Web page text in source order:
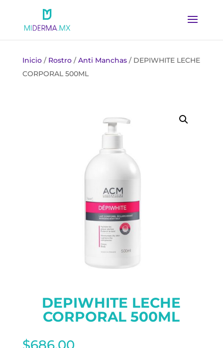
Inicio/ Rostro/Anti Manchas/ DEPIWHITE LECHE
CORPORAL 500ML
DEPIWHITE LECHE
CORPORAL 500ML